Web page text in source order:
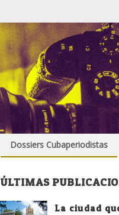
Dossiers Cubaperiodistas
ÚLTIMAS
La ciudad